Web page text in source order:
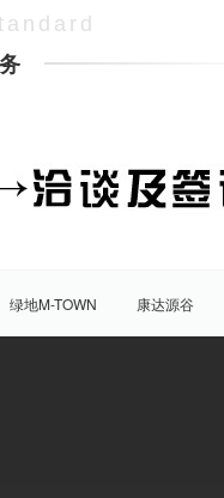
绿地M-TOWN
康达源谷
地） 张江海豚湾
原